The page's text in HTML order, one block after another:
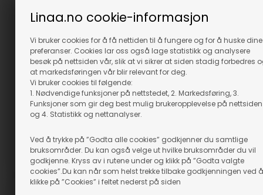
Linaa.no cookie-informasjon
Vi bruker cookies for å få nettiden til å fungere og for å huske dine
preferanser. Cookies lar oss også lage statistikk og analysere
besøk på nettsiden vår, slik at vi sikrer at siden stadig forbedres
at markedsføringen vår blir relevant for deg.
Vi bruker cookies til følgende:
1. Nødvendige funksjoner på nettstedet, 2. Markedsføring, 3.
Funksjoner som gir deg best mulig brukeropplevelse på nettsiden
og 4. Statistikk og nettanalyser.
Ved å trykke på ”Godta alle cookies” godkjenner du samtlige
bruksområder. Du kan også velge ut hvilke bruksområder du vil
godkjenne. Kryss av i rutene under og klikk på ”Godta valgte
cookies”.Du kan når som helst trekke tilbake godkjenningen ved å
klikke på ”Cookies” i feltet nederst på siden
Knivbyggeset - Min
Bestillingsvare
559,00
357,65NOK
(inkl. mva)
Evt. leveringskostnader
GÅ TIL VARENE
Varenr.: 60005
Knivslire Sett
Bestillingsvare
639,00NOK
(inkl. mva)
Evt. leveringskostnader
GÅ TIL VARENE
Varenr.: 62003